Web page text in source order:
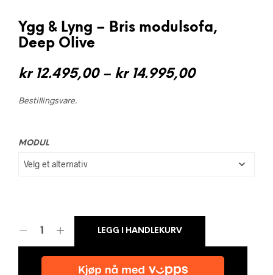
Ygg & Lyng – Bris modulsofa,
Deep Olive
kr12.495,00 – kr14.995,00
Bestillingsvare.
MODUL
LEGG I HANDLEKURV